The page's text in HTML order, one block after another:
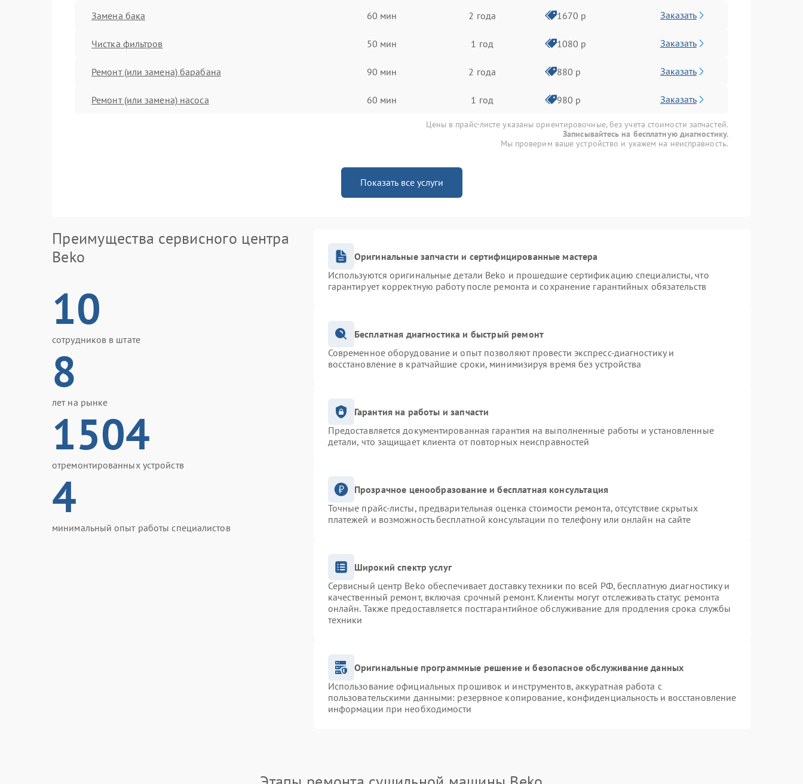
Замена бака 60 мин 2 года 1670 р Заказать
Чистка фильтров 50 мин 1 год 1080 р Заказать
Ремонт (или замена) барабана 90 мин 2 года 880 р Заказать
Ремонт (или замена) насоса 60 мин 1 год 980 р Заказать
Цены в прайс-листе указаны ориентировочные, без учета стоимости запчастей.
Записывайтесь на бесплатную диагностику.
Мы проверим ваше устройство и укажем на неисправность.
Показать все услуги
Преимущества сервисного центра
Beko
10
сотрудников в штате
8
лет на рынке
1504
отремонтированных устройств
4
минимальный опыт работы специалистов
Оригинальные запчасти и сертифицированные мастера
Используются оригинальные детали Beko и прошедшие сертификацию специалисты, что
гарантирует корректную работу после ремонта и сохранение гарантийных обязательств
Бесплатная диагностика и быстрый ремонт
Современное оборудование и опыт позволяют провести экспресс-диагностику и
восстановление в кратчайшие сроки, минимизируя время без устройства
Гарантия на работы и запчасти
Предоставляется документированная гарантия на выполненные работы и установленные
детали, что защищает клиента от повторных неисправностей
Прозрачное ценообразование и бесплатная консультация
Точные прайс-листы, предварительная оценка стоимости ремонта, отсутствие скрытых
платежей и возможность бесплатной консультации по телефону или онлайн на сайте
Широкий спектр услуг
Сервисный центр Beko обеспечивает доставку техники по всей РФ, бесплатную диагностику и
качественный ремонт, включая срочный ремонт. Клиенты могут отслеживать статус ремонта
онлайн. Также предоставляется постгарантийное обслуживание для продления срока службы
техники
Оригинальные программные решение и безопасное обслуживание данных
Использование официальных прошивок и инструментов, аккуратная работа с
пользовательскими данными: резервное копирование, конфиденциальность и восстановление
информации при необходимости